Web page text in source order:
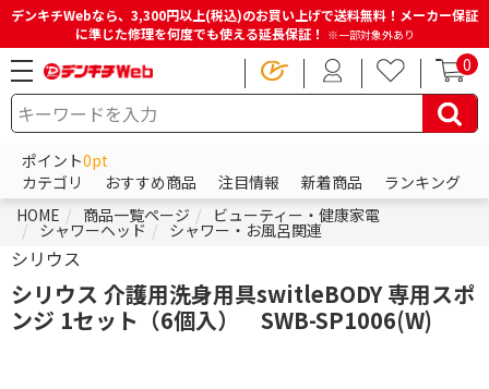
デンキチWebなら、3,300円以上(税込)のお買い上げで送料無料！メーカー保証
に準じた修理を何度でも使える延長保証！ ※一部対象外あり
0
ポイント0pt
カテゴリ
おすすめ商品 注目情報 新着商品
ランキング
HOME
商品一覧ページ ビューティー・健康家電
シャワーヘッド シャワー・お風呂関連
シリウス
シリウス 介護用洗身用具switleBODY 専用スポ
ンジ 1セット（6個入） SWB-SP1006(W)